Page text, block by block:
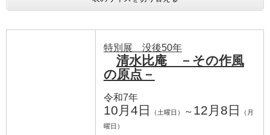
特別展 没後50年
清水比庵 －その作風
の原点－
令和7年
10月4日 （土曜日） ～ 12月8日
（月
曜日）